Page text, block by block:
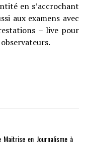
en s’accrochant
aux examens avec
– live pour
Maitrise en Journalisme à